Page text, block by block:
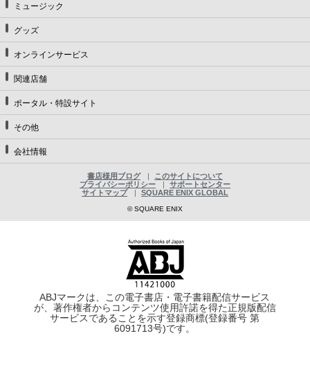
ミュージック
グッズ
オンラインサービス
関連店舗
ポータル・特設サイト
その他
会社情報
書店様用ブログ
このサイトについて
プライバシーポリシー
サポートセンター
サイトマップ
SQUARE ENIX GLOBAL
© SQUARE ENIX
ABJマークは、この電子書店・電子書籍配信サービス
が、著作権者からコンテンツ使用許諾を得た正規版配信
サービスであることを示す登録商標(登録番号 第
6091713号)です。